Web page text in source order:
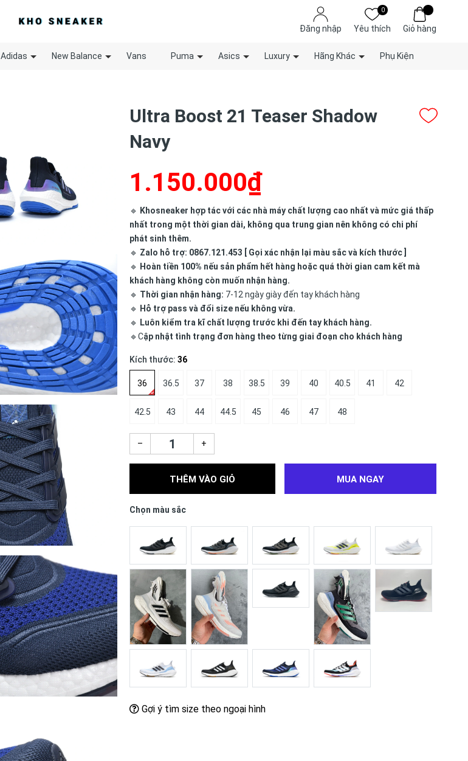
Đăng nhập
0
Yêu thích Giỏ hàng
Adidas New Balance Vans Puma Asics Luxury Hãng Khác Phụ Kiện
Ultra Boost 21 Teaser Shadow
Navy
1.150.000₫
🔹 Khosneaker hợp tác với các nhà máy chất lượng cao nhất và mức giá thấp
nhất trong một thời gian dài, không qua trung gian nên không có chi phí
phát sinh thêm.
🔹 Zalo hỗ trợ: 0867.121.453 [ Gọi xác nhận lại màu sắc và kích thước ]
🔹 Hoàn tiền 100% nếu sản phẩm hết hàng hoặc quá thời gian cam kết mà
khách hàng không còn muốn nhận hàng.
🔹 Thời gian nhận hàng: 7-12 ngày giày đến tay khách hàng
🔹 Hỗ trợ pass và đổi size nếu không vừa.
🔹 Luôn kiểm tra kĩ chất lượng trước khi đến tay khách hàng.
🔹Cập nhật tình trạng đơn hàng theo từng giai đoạn cho khách hàng
Kích thước: 36
36 36.5 37 38 38.5 39 40 40.5 41 42
42.5 43 44 44.5 45 46 47 48
– +
THÊM VÀO GIỎ MUA NGAY
Chọn màu sắc
Gợi ý tìm size theo ngoại hình